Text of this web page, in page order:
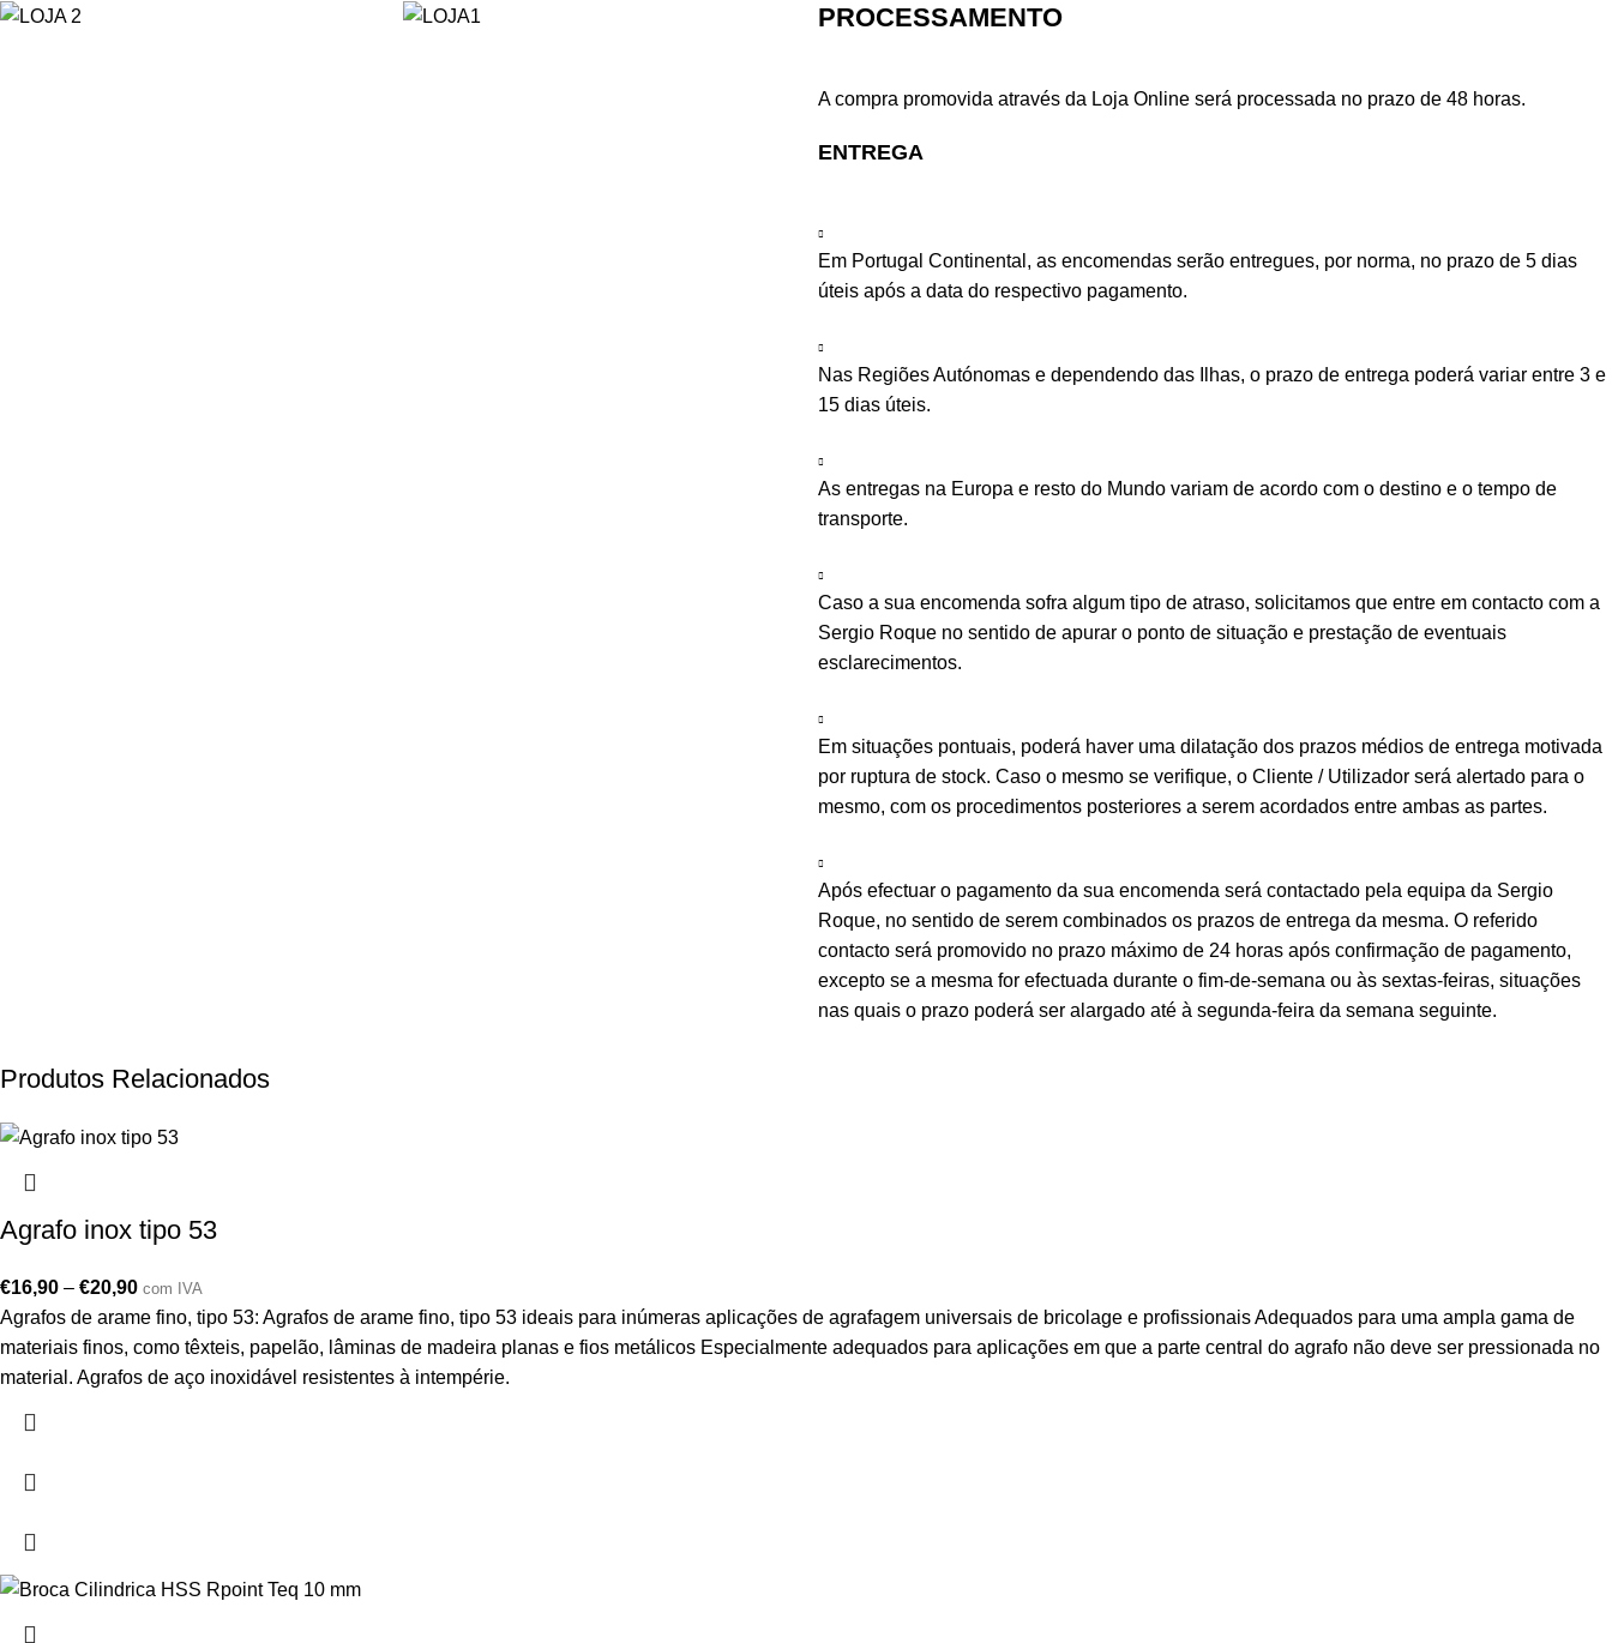
PROCESSAMENTO
A compra promovida através da Loja Online será processada no prazo de 48 horas.
ENTREGA
Em Portugal Continental, as encomendas serão entregues, por norma, no prazo de 5 dias
úteis após a data do respectivo pagamento.
Nas Regiões Autónomas e dependendo das Ilhas, o prazo de entrega poderá variar entre 3 e
15 dias úteis.
As entregas na Europa e resto do Mundo variam de acordo com o destino e o tempo de
transporte.
Caso a sua encomenda sofra algum tipo de atraso, solicitamos que entre em contacto com a
Sergio Roque no sentido de apurar o ponto de situação e prestação de eventuais
esclarecimentos.
Em situações pontuais, poderá haver uma dilatação dos prazos médios de entrega motivada
por ruptura de stock. Caso o mesmo se verifique, o Cliente / Utilizador será alertado para o
mesmo, com os procedimentos posteriores a serem acordados entre ambas as partes.
Após efectuar o pagamento da sua encomenda será contactado pela equipa da Sergio
Roque, no sentido de serem combinados os prazos de entrega da mesma. O referido
contacto será promovido no prazo máximo de 24 horas após confirmação de pagamento,
excepto se a mesma for efectuada durante o fim-de-semana ou às sextas-feiras, situações
nas quais o prazo poderá ser alargado até à segunda-feira da semana seguinte.
Produtos Relacionados
Agrafo inox tipo 53
€16,90 – €20,90 com IVA
Agrafos de arame fino, tipo 53: Agrafos de arame fino, tipo 53 ideais para inúmeras aplicações de agrafagem universais de bricolage e profissionais Adequados para uma ampla gama de
materiais finos, como têxteis, papelão, lâminas de madeira planas e fios metálicos Especialmente adequados para aplicações em que a parte central do agrafo não deve ser pressionada no
material. Agrafos de aço inoxidável resistentes à intempérie.